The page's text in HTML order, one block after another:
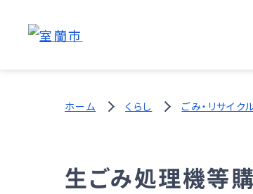
ホーム くらし ごみ・リサイク
生ごみ処理機等